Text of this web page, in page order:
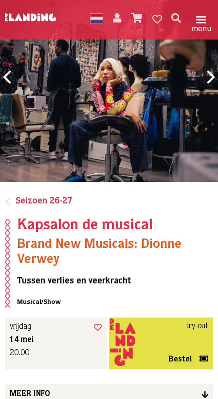
menu
Seizoen 26-27
Kapsalon de musical
Brand New Musicals: Dionne
Verwey
Tussen verlies en veerkracht
Musical/Show
vrijdag
14 mei
20.00
try-out
Bestel
MEER INFO